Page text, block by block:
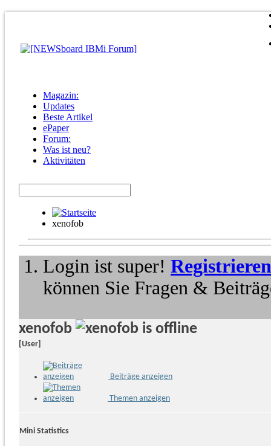
Magazin:
Updates
Beste Artikel
ePaper
Forum:
Was ist neu?
Aktivitäten
xenofob
Login ist super! Registrieren
können Sie Fragen &
xenofob
[User]
Beiträge anzeigen
Themen anzeigen
Mini Statistics